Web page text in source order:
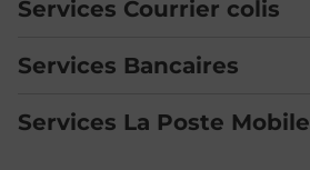
Services Courrier colis
Services Bancaires
Services La Poste Mobile